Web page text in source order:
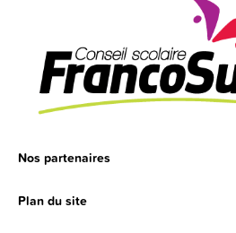
Nos partenaires
Plan du site